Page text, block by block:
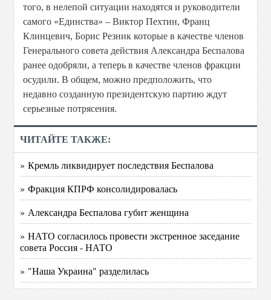
того, в нелепой ситуации находятся и руководители
самого «Единства» – Виктор Пехтин, Франц
Клинцевич, Борис Резник которые в качестве членов
Генерального совета действия Александра Беспалова
ранее одобряли, а теперь в качестве членов фракции
осудили. В общем, можно предположить, что
недавно созданную президентскую партию ждут
серьезные потрясения.
ЧИТАЙТЕ ТАКЖЕ:
» Кремль ликвидирует последствия Беспалова
» Фракция КПРФ консолидировалась
» Александра Беспалова губит женщина
» НАТО согласилось провести экстренное заседание
совета Россия - НАТО
» "Наша Украина" разделилась